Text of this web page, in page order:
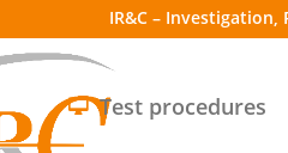
IR&C – Investigation,
Test procedures